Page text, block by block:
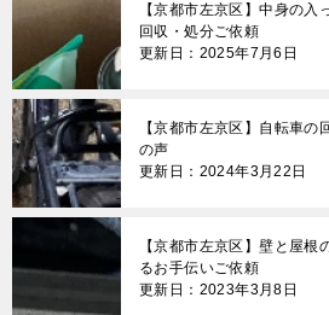
【京都市左京区】中身の
回収・処分ご依頼
更新日：2025年7月6日
【京都市左京区】自転車
の声
更新日：2024年3月22日
【京都市左京区】壁と屋
るお手伝いご依頼
更新日：2023年3月8日